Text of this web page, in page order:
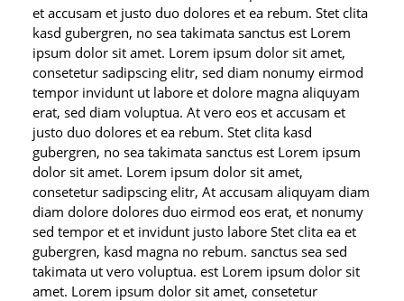
et accusam et justo duo dolores et ea rebum. Stet clita
kasd gubergren, no sea takimata sanctus est Lorem
ipsum dolor sit amet. Lorem ipsum dolor sit amet,
consetetur sadipscing elitr, sed diam nonumy eirmod
tempor invidunt ut labore et dolore magna aliquyam
erat, sed diam voluptua. At vero eos et accusam et
justo duo dolores et ea rebum. Stet clita kasd
gubergren, no sea takimata sanctus est Lorem ipsum
dolor sit amet. Lorem ipsum dolor sit amet,
consetetur sadipscing elitr, At accusam aliquyam diam
diam dolore dolores duo eirmod eos erat, et nonumy
sed tempor et et invidunt justo labore Stet clita ea et
gubergren, kasd magna no rebum. sanctus sea sed
takimata ut vero voluptua. est Lorem ipsum dolor sit
amet. Lorem ipsum dolor sit amet, consetetur